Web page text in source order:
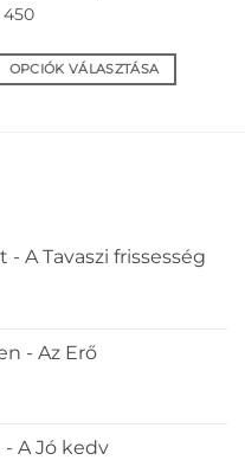
450
OPCIÓK VÁLASZTÁSA
- A Tavaszi frissesség
- Az Erő
- A Jó kedv